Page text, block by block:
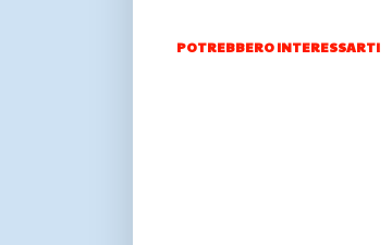
POTREBBERO INTERESSARTI